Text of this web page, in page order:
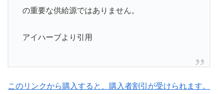
の重要な供給源ではありません。
アイハーブより引用
このリンクから購入すると、購入者割引が受けられます。